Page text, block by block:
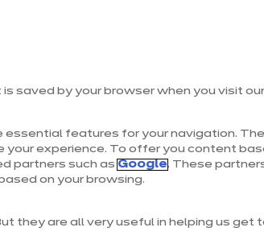
saved by your browser when you visit
essential features for your navigation.
experience. To offer you content
partners such as Google. These
on your browsing.
they are all very useful in helping us get